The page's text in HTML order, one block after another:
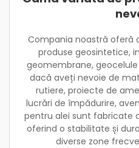
Compania noastră oferă
produse geosintetice,
geomembrane,
dacă aveți nevoie de
rutiere, proiecte de
lucrări de împădurire,
pentru alei sunt fabricate
oferind o stabilitate și
diverse zone